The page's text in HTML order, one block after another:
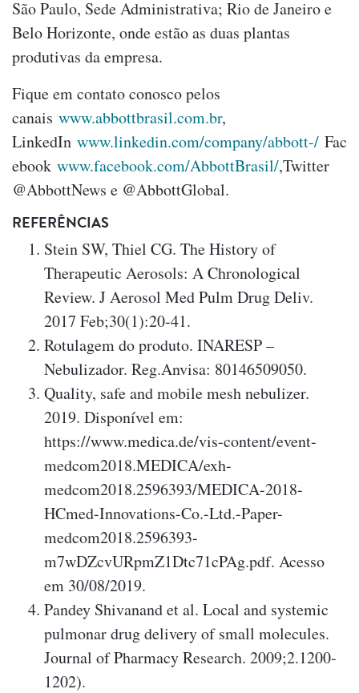
São Paulo, Sede Administrativa; Rio de Janeiro e
Belo Horizonte, onde estão as duas plantas
produtivas da empresa.
Fique em contato conosco pelos
canais www.abbottbrasil.com.br,
LinkedIn www.linkedin.com/company/abbott-/ Fac
ebook www.facebook.com/AbbottBrasil/,Twitter
@AbbottNews e @AbbottGlobal.
REFERÊNCIAS
Stein SW, Thiel CG. The History of
Therapeutic Aerosols: A Chronological
Review. J Aerosol Med Pulm Drug Deliv.
2017 Feb;30(1):20-41.
Rotulagem do produto. INARESP –
Nebulizador. Reg.Anvisa: 80146509050.
Quality, safe and mobile mesh nebulizer.
2019. Disponível em:
https://www.medica.de/vis-content/event-
medcom2018.MEDICA/exh-
medcom2018.2596393/MEDICA-2018-
HCmed-Innovations-Co.-Ltd.-Paper-
medcom2018.2596393-
m7wDZcvURpmZ1Dtc71cPAg.pdf. Acesso
em 30/08/2019.
Pandey Shivanand et al. Local and systemic
pulmonar drug delivery of small molecules.
Journal of Pharmacy Research. 2009;2.1200-
1202).